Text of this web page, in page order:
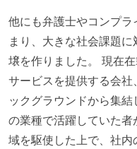
待遇・福利厚生
イベントへの業務
て、大規模カンフ
ある
入社時には、各自
イが支給される
希望者には定価 6
他にも弁護士やコンプ
まり、大きな社会課題
壌を作りました。 現在
サービスを提供する会
ックグラウンドから集
の業種で活躍していた
域を駆使した上で、社